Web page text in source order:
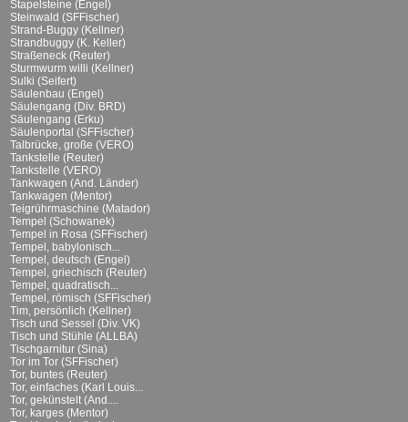
Stapelsteine (Engel)
Steinwald (SFFischer)
Strand-Buggy (Kellner)
Strandbuggy (K. Keller)
Straßeneck (Reuter)
Sturmwurm willi (Kellner)
Sulki (Seifert)
Säulenbau (Engel)
Säulengang (Div. BRD)
Säulengang (Erku)
Säulenportal (SFFischer)
Talbrücke, große (VERO)
Tankstelle (Reuter)
Tankstelle (VERO)
Tankwagen (And. Länder)
Tankwagen (Mentor)
Teigrührmaschine (Matador)
Tempel (Schowanek)
Tempel in Rosa (SFFischer)
Tempel, babylonisch...
Tempel, deutsch (Engel)
Tempel, griechisch (Reuter)
Tempel, quadratisch...
Tempel, römisch (SFFischer)
Tim, persönlich (Kellner)
Tisch und Sessel (Div. VK)
Tisch und Stühle (ALLBA)
Tischgarnitur (Sina)
Tor im Tor (SFFischer)
Tor, buntes (Reuter)
Tor, einfaches (Karl Louis...
Tor, gekünstelt (And....
Tor, karges (Mentor)